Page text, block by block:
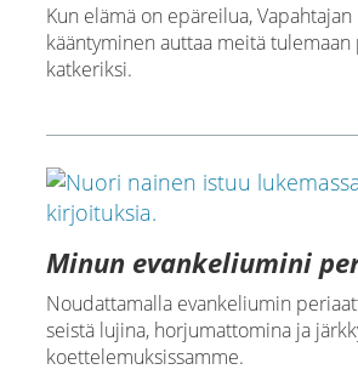
Kun elämä on epäreilua,
kääntyminen auttaa meitä
katkeriksi.
Minun evankeliumini
Noudattamalla evankeliumin
seistä lujina, horjumattomina ja
koettelemuksissamme.